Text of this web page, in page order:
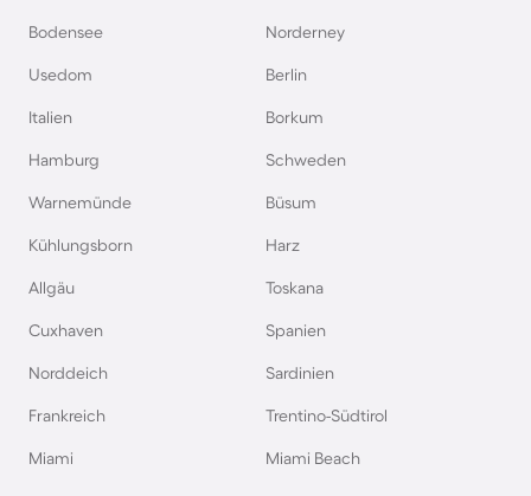
Bodensee Norderney
Usedom Berlin
Italien Borkum
Hamburg Schweden
Warnemünde Büsum
Kühlungsborn Harz
Allgäu Toskana
Cuxhaven Spanien
Norddeich Sardinien
Frankreich Trentino-Südtirol
Miami Miami Beach